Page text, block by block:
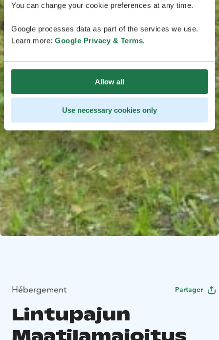
You can change your cookie preferences at any time.
Google processes data as part of the services we use.
Learn more: Google Privacy & Terms.
Allow all
Use necessary cookies only
Hébergement Partager
Lintupajun